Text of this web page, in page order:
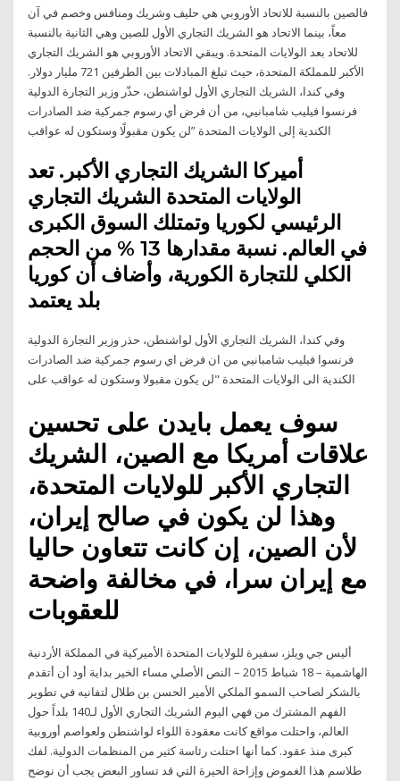
فالصين بالنسبة للاتحاد الأوروبي هي حليف وشريك ومنافس وخصم في آن
معاً، بينما الاتحاد هو الشريك التجاري الأول للصين وهي الثانية بالنسبة
للاتحاد بعد الولايات المتحدة. ويبقي الاتحاد الأوروبي هو الشريك التجاري
الأكبر للمملكة المتحدة، حيث تبلغ المبادلات بين الطرفين 721 مليار دولار.
وفي كندا، الشريك التجاري الأول لواشنطن، حذّر وزير التجارة الدولية
فرنسوا فيليب شامبانيي، من أن فرض أي رسوم جمركية ضد الصادرات
الكندية إلى الولايات المتحدة ”لن يكون مقبولًا وستكون له عواقب
أميركا الشريك التجاري الأكبر. تعد
الولايات المتحدة الشريك التجاري
الرئيسي لكوريا وتمتلك السوق الكبرى
في العالم. نسبة مقدارها 13 % من الحجم
الكلي للتجارة الكورية، وأضاف أن كوريا
بلد يعتمد
وفي كندا، الشريك التجاري الأول لواشنطن، حذر وزير التجارة الدولية
فرنسوا فيليب شامبانيي من ان فرض اي رسوم جمركية ضد الصادرات
الكندية الى الولايات المتحدة "لن يكون مقبولا وستكون له عواقب على
سوف يعمل بايدن على تحسين
علاقات أمريكا مع الصين، الشريك
التجاري الأكبر للولايات المتحدة،
وهذا لن يكون في صالح إيران،
لأن الصين، إن كانت تتعاون حاليا
مع إيران سرا، في مخالفة واضحة
للعقوبات
أليس جي ويلز، سفيرة للولايات المتحدة الأميركية في المملكة الأردنية
الهاشمية – 18 شباط 2015 – النص الأصلي مساء الخير بداية أود أن أتقدم
بالشكر لصاحب السمو الملكي الأمير الحسن بن طلال لتفانيه في تطوير
الفهم المشترك من فهي اليوم الشريك التجاري الأول لـ140 بلداً حول
العالم، واحتلت مواقع كانت معقودة اللواء لواشنطن ولعواصم أوروبية
كبرى منذ عقود. كما أنها احتلت رئاسة كثير من المنظمات الدولية. لفك
طلاسم هذا الغموض وإزاحة الحيرة التي قد تساور البعض يجب أن نوضح